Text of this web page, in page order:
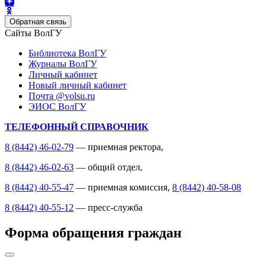
Обратная связь
Сайты ВолГУ
Библиотека ВолГУ
Журналы ВолГУ
Личный кабинет
Новый личный кабинет
Почта @volsu.ru
ЭИОС ВолГУ
ТЕЛЕФОННЫЙ СПРАВОЧНИК
8 (8442) 46-02-79 — приемная ректора,
8 (8442) 46-02-63 — общий отдел,
8 (8442) 40-55-47 — приемная комиссия, 8 (8442) 40-58-08
8 (8442) 40-55-12 — пресс-служба
Форма обращения граждан